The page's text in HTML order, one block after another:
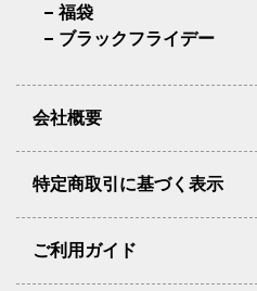
福袋
ブラックフライデー
会社概要
特定商取引に基づく表示
ご利用ガイド